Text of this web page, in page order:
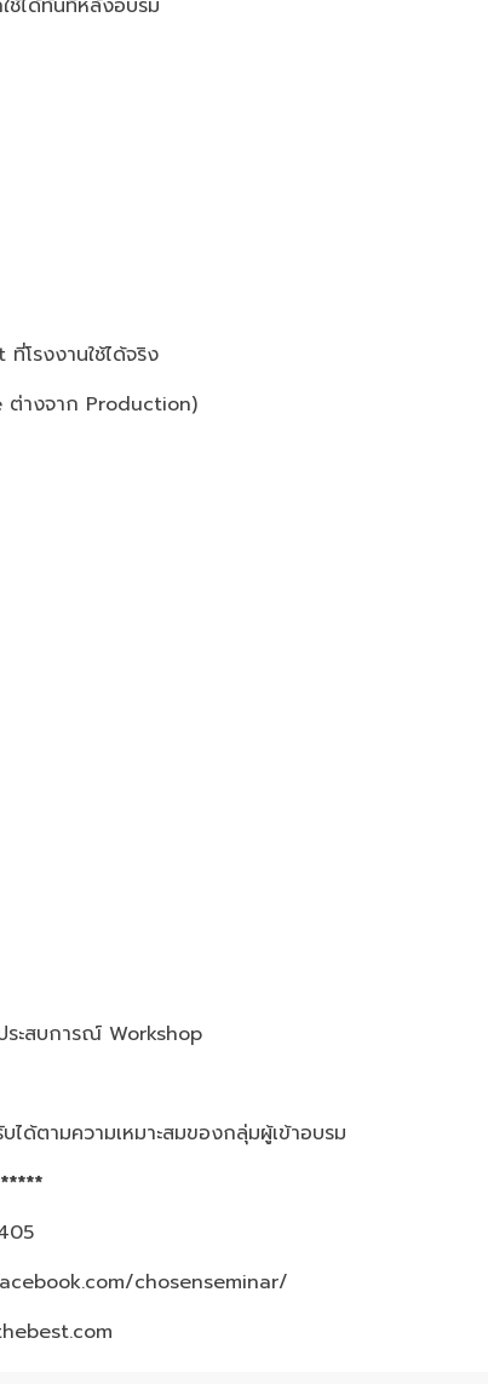
ช้ได้ทันทีหลังอบรม
โรงงานใช้ได้จริง
ต่างจาก Production)
ะสบการณ์ Workshop
ด้ตามความเหมาะสมของกลุ่มผู้เข้าอบรม
chosenseminar/